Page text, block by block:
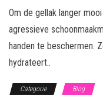
Om de gellak langer
agressieve
handen te beschermen.
hydrateert..
Categorie Blog